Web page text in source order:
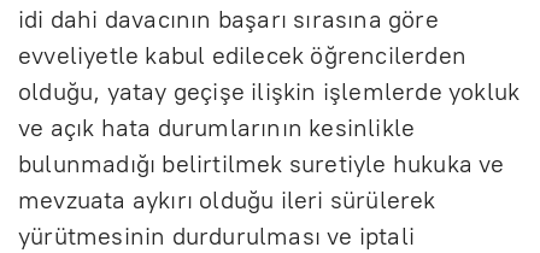
idi dahi davacının başarı sırasına göre
evveliyetle kabul edilecek öğrencilerden
olduğu, yatay geçişe ilişkin işlemlerde yokluk
ve açık hata durumlarının kesinlikle
bulunmadığı belirtilmek suretiyle hukuka ve
mevzuata aykırı olduğu ileri sürülerek
yürütmesinin durdurulması ve iptali